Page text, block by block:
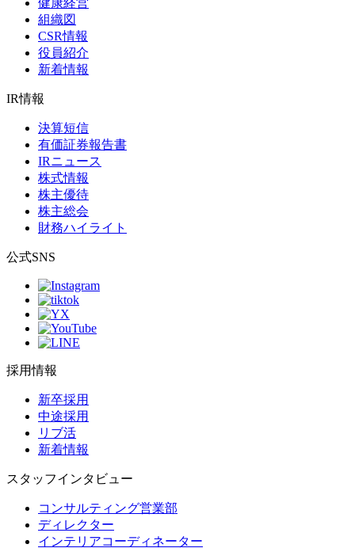
組織図
CSR情報
役員紹介
新着情報
IR情報
決算短信
有価証券報告書
IRニュース
株式情報
株主優待
株主総会
財務ハイライト
公式SNS
採用情報
新卒採用
中途採用
リブ活
新着情報
スタッフインタビュー
コンサルティング営業部
ディレクター
インテリアコーディネーター